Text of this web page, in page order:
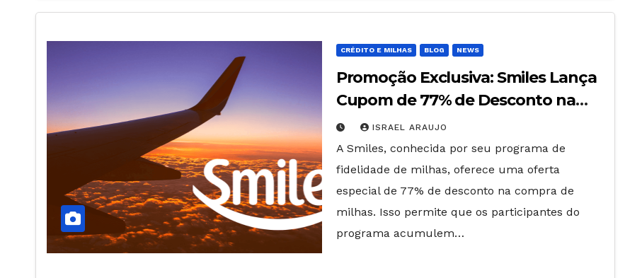
CRÉDITO E MILHAS BLOG NEWS
Promoção Exclusiva: Smiles Lança
Cupom de 77% de Desconto na
Compra de até 200.000 Milhas
ISRAEL ARAUJO
A Smiles, conhecida por seu programa de
fidelidade de milhas, oferece uma oferta
especial de 77% de desconto na compra de
milhas. Isso permite que os participantes do
programa acumulem…